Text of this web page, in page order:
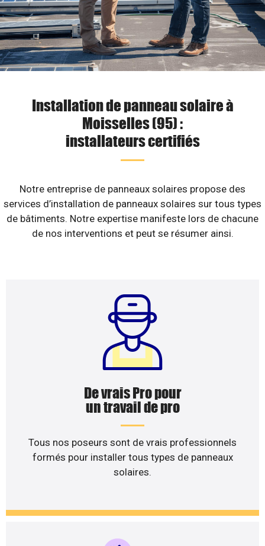
Installation de panneau solaire à
Moisselles (95) :
installateurs certifiés
Notre entreprise de panneaux solaires propose des
services d’installation de panneaux solaires sur tous types
de bâtiments. Notre expertise manifeste lors de chacune
de nos interventions et peut se résumer ainsi.
De vrais Pro pour
un travail de pro
Tous nos poseurs sont de vrais professionnels
formés pour installer tous types de panneaux
solaires.